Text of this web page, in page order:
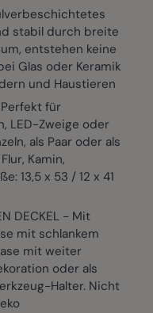
stabil durch breite
entstehen keine
Glas oder Keramik
und Haustieren
Perfekt für
LED-Zweige oder
als Paar oder als
Kamin,
13,5 x 53 / 12 x 41
DECKEL - Mit
mit schlankem
mit weiter
oder als
Halter. Nicht